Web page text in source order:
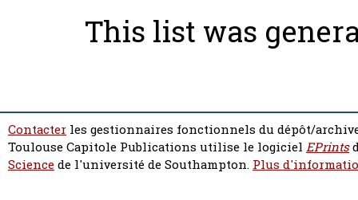
This list was
Contacter les gestionnaires fonctionnels du dépôt/
Toulouse Capitole Publications utilise le logiciel EPrints
Sciencede l'université de Southampton. Plus